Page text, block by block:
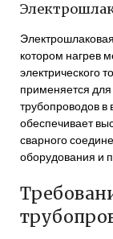
котором нагрев
электрического
применяется для
трубопроводов
обеспечивает
сварного
оборудования и